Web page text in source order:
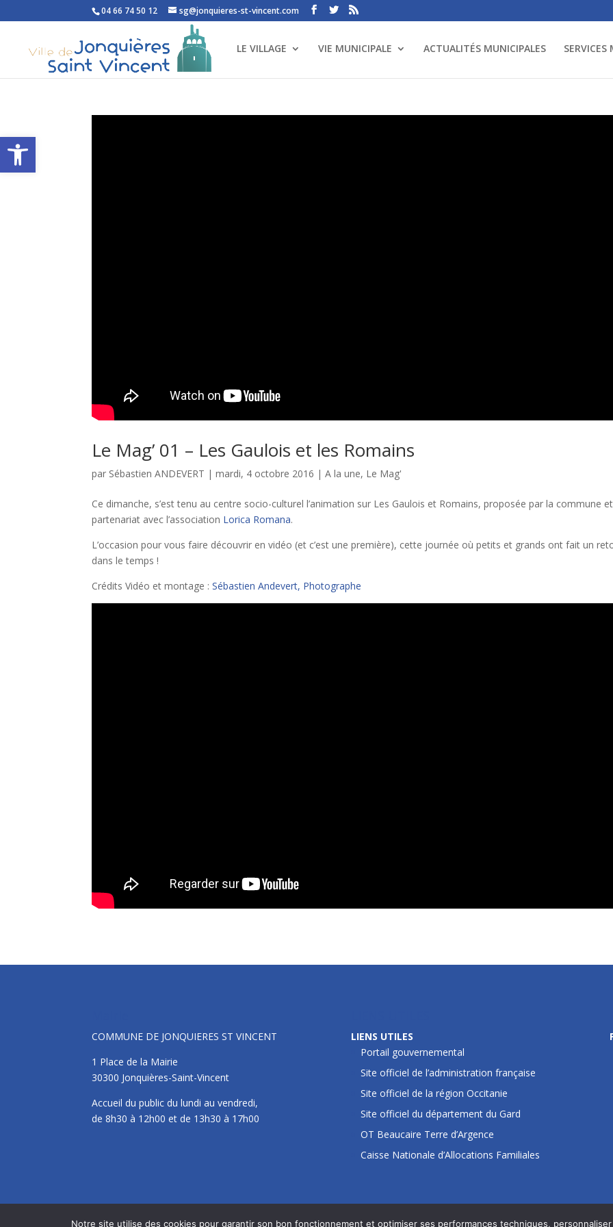
Ouvrir la barre d’outils
04 66 74 50 12 sg@jonquieres-st-vincent.com
LE VILLAGE VIE MUNICIPALE ACTUALITÉS MUNICIPALES
Le Mag’ 01 – Les Gaulois et les Romains
par Sébastien ANDEVERT |mardi, 4 octobre 2016 |A la une, Le Mag'
Ce dimanche, s’est tenu au centre socio-culturel l’animation sur Les Gaulois et Romains, proposée par la commune
partenariat avec l’association Lorica Romana.
L’occasion pour vous faire découvrir en vidéo (et c’est une première), cette journée où petits et grands ont fait un
dans le temps !
Crédits Vidéo et montage :Sébastien Andevert, Photographe
COMMUNE DE JONQUIERES ST VINCENT
1 Place de la Mairie
30300 Jonquières-Saint-Vincent
Accueil du public du lundi au vendredi,
de 8h30 à 12h00 et de 13h30 à 17h00
LIENS UTILES
Portail gouvernemental
Site officiel de l’administration française
Site officiel de la région Occitanie
Site officiel du département du Gard
OT Beaucaire Terre d’Argence
Caisse Nationale d’Allocations Familiales
Notre site utilise des cookies pour garantir son bon fonctionnement et optimiser ses performances techniques,